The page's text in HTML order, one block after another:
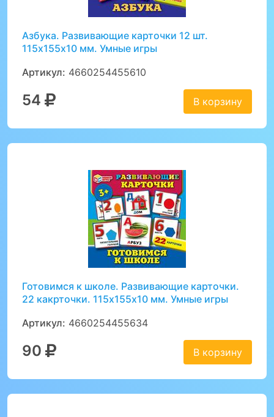
Азбука. Развивающие карточки 12 шт.
115х155х10 мм. Умные игры
Артикул: 4660254455610
54 В корзину
Готовимся к школе. Развивающие карточки.
22 какрточки. 115х155х10 мм. Умные игры
Артикул: 4660254455634
90 В корзину